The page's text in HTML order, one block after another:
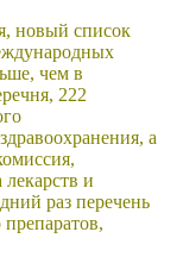
новый список
чем в
222
а
и
раз перечень